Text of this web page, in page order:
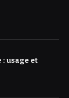
usage et